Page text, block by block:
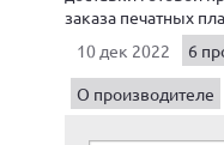
заказа печатных
10 дек 2022
6
О производителе